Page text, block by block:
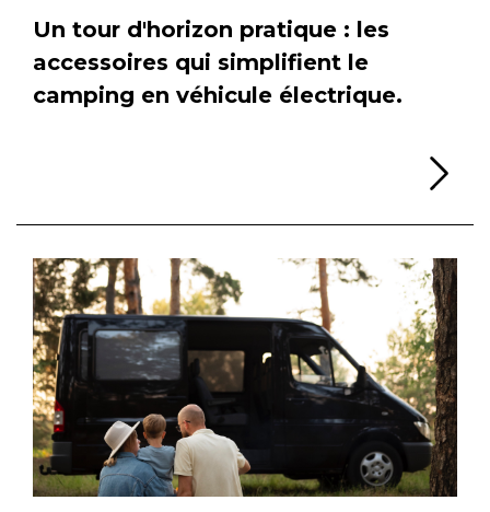
Un tour d'horizon pratique : les
accessoires qui simplifient le
camping en véhicule électrique.